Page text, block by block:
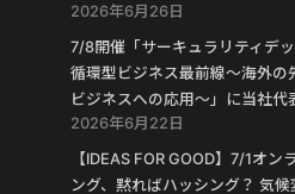
2026年6月26日
7/8開催「サーキュラリティデ
循環型ビジネス最前線〜海外の
ビジネスへの応用〜」に当社代
2026年6月22日
【IDEAS FOR GOOD】7/1オ
ング、黙ればハッシング？ 気